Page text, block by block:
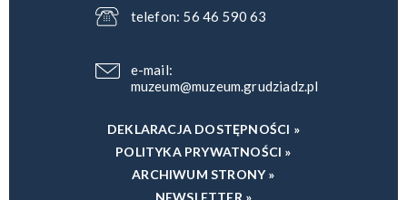
telefon: 56 46 590 63
e-mail:
muzeum@muzeum.grudziadz.pl
DEKLARACJA DOSTĘPNOŚCI »
POLITYKA PRYWATNOŚCI »
ARCHIWUM STRONY »
NEWSLETTER »